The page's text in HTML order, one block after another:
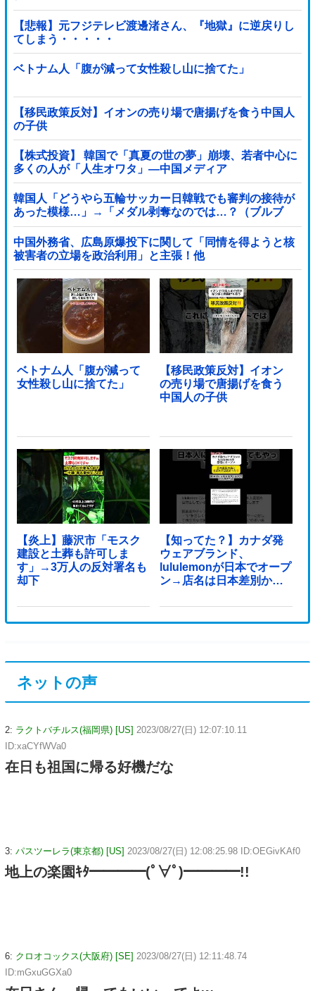
【悲報】元フジテレビ渡邊渚さん、『地獄』に逆戻りし
てしまう・・・・・
ベトナム人「腹が減って女性殺し山に捨てた」
【移民政策反対】イオンの売り場で唐揚げを食う中国人
の子供
【株式投資】 韓国で「真夏の世の夢」崩壊、若者中心に
多くの人が「人生オワタ」―中国メディア
韓国人「どうやら五輪サッカー日韓戦でも審判の接待が
あった模様…」→「メダル剥奪なのでは…？（ブルブ
ル」＝韓国の反応
中国外務省、広島原爆投下に関して「同情を得ようと核
被害者の立場を政治利用」と主張！他
ベトナム人「腹が減って
女性殺し山に捨てた」
【移民政策反対】イオン
の売り場で唐揚げを食う
中国人の子供
【炎上】藤沢市「モスク
建設と土葬も許可しま
す」→3万人の反対署名も
却下
【知ってた？】カナダ発
ウェアブランド、
lululemonが日本でオープ
ン→店名は日本差別から
ネットの声
2: ラクトバチルス(福岡県) [US] 2023/08/27(日) 12:07:10.11
ID:xaCYfWVa0
在日も祖国に帰る好機だな
3: パスツーレラ(東京都) [US] 2023/08/27(日) 12:08:25.98 ID:OEGivKAf0
地上の楽園ｷﾀ━━━━(ﾟ∀ﾟ)━━━━!!
6: クロオコックス(大阪府) [SE] 2023/08/27(日) 12:11:48.74
ID:mGxuGGXa0